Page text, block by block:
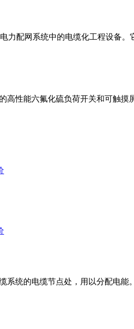
力配网系统中的电缆化工程设备
高性能六氟化硫负荷开关和可触
系统的电缆节点处，用以分配电